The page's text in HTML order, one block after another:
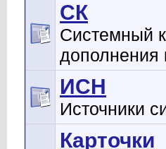
СК
Системный
дополнения
ИСН
Источники
Карточки